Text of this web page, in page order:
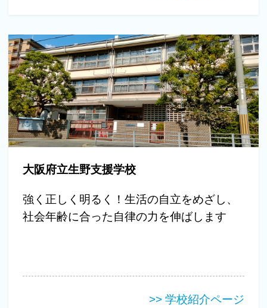
大阪府立生野支援学校
強く正しく明るく！生活の自立をめざし、
社会年齢に合った自律の力を伸ばします
>> 学校紹介ページ